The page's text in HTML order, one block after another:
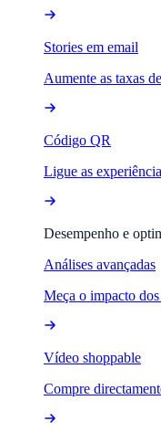
Stories em email
Aumente as taxas
Código QR
Ligue as
Desempenho e
Análises avançadas
Meça o impacto
Vídeo shoppable
Compre